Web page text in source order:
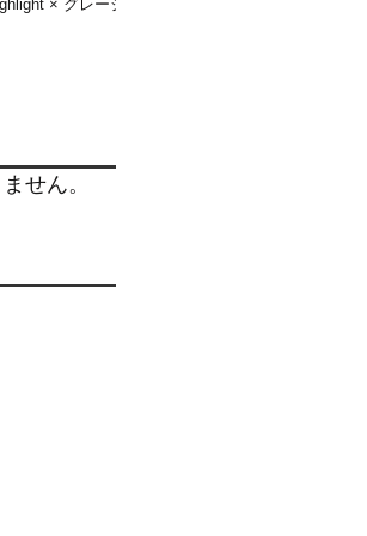
× グレージ
せん。